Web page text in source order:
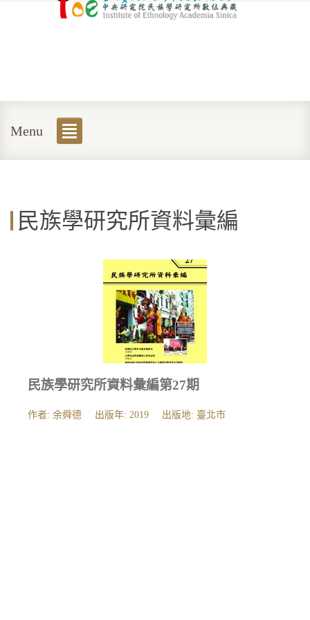
Menu
民族學研究所資料彙編
民族學研究所資料彙編第27期
作者: 余舜德 出版年: 2019 出版地: 臺北市